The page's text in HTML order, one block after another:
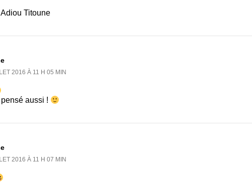
Titoune
2016 À 11 H 05 MIN
pensé aussi !
2016 À 11 H 07 MIN